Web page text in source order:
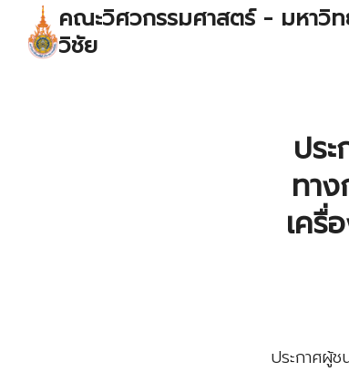
content
คณะวิศวกรรมศาสตร์ - มหาวิท
วิชัย
ปร
ทา
เครื่
ประกาศผู้